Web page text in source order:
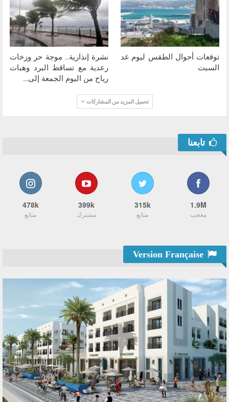
توقعات أحوال الطقس ليوم غد
السبت
نشرة إنذارية.. موجة حر وزخات
رعدية مع تساقط البرد وهبات
رياح من اليوم الجمعة إلى…
تحميل المزيد من المشاركات
تابعنا
1.9M
معجب
315k
متابع
399k
مشترك
478k
متابع